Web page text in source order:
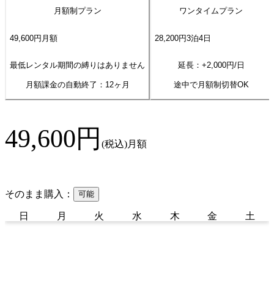
月額制プラン
49,600円 月額
最低レンタル期間の縛りはありません
月額課金の自動終了： 12ヶ月
ワンタイムプラン
28,200円3泊4日
延長：+2,000円/日
途中で月額制切替OK
49,600円 (税込)月額
そのまま購入： 可能
日 月 火 水 木 金 土